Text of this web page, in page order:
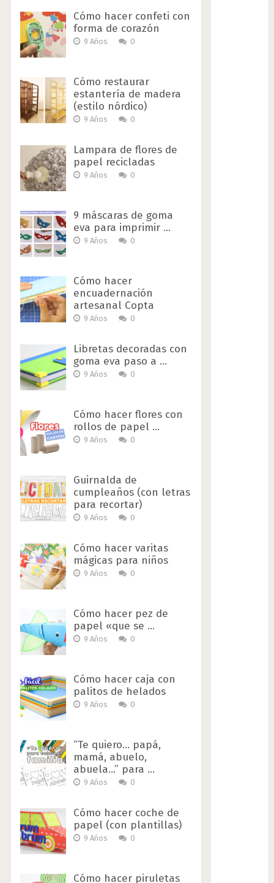
Cómo hacer confeti con
forma de corazón
9 Años 0
Cómo restaurar
estantería de madera
(estilo nórdico)
9 Años 0
Lampara de flores de
papel recicladas
9 Años 0
9 máscaras de goma
eva para imprimir …
9 Años 0
Cómo hacer
encuadernación
artesanal Copta
9 Años 0
Libretas decoradas con
goma eva paso a …
9 Años 0
Cómo hacer flores con
rollos de papel …
9 Años 0
Guirnalda de
cumpleaños (con letras
para recortar)
9 Años 0
Cómo hacer varitas
mágicas para niños
9 Años 0
Cómo hacer pez de
papel «que se …
9 Años 0
Cómo hacer caja con
palitos de helados
9 Años 0
“Te quiero… papá,
mamá, abuelo,
abuela…” para …
9 Años 0
Cómo hacer coche de
papel (con plantillas)
9 Años 0
Cómo hacer piruletas